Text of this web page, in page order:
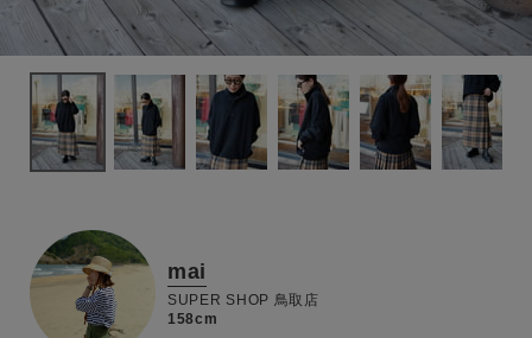
mai
SUPER SHOP 鳥取店
158cm